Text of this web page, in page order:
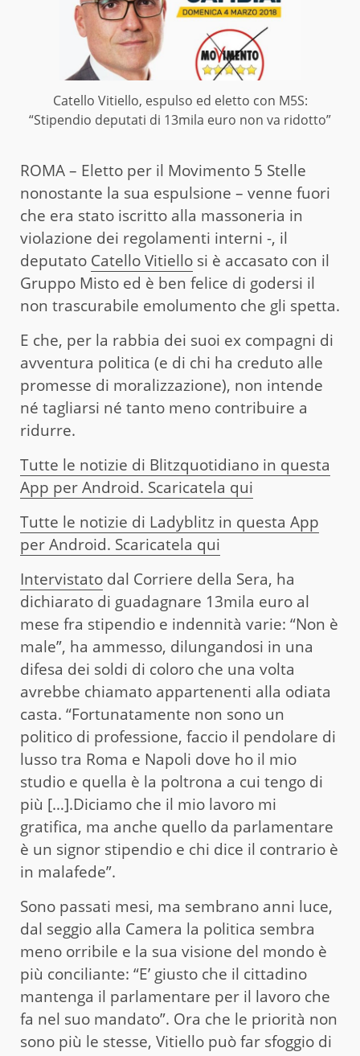
Catello Vitiello, espulso ed eletto con M5S:
“Stipendio deputati di 13mila euro non va ridotto”
ROMA – Eletto per il Movimento 5 Stelle
nonostante la sua espulsione – venne fuori
che era stato iscritto alla massoneria in
violazione dei regolamenti interni -, il
deputato Catello Vitiello si è accasato con il
Gruppo Misto ed è ben felice di godersi il
non trascurabile emolumento che gli spetta.
E che, per la rabbia dei suoi ex compagni di
avventura politica (e di chi ha creduto alle
promesse di moralizzazione), non intende
né tagliarsi né tanto meno contribuire a
ridurre.
Tutte le notizie di Blitzquotidiano in questa
App per Android. Scaricatela qui
Tutte le notizie di Ladyblitz in questa App
per Android. Scaricatela qui
Intervistato dal Corriere della Sera, ha
dichiarato di guadagnare 13mila euro al
mese fra stipendio e indennità varie: “Non è
male”, ha ammesso, dilungandosi in una
difesa dei soldi di coloro che una volta
avrebbe chiamato appartenenti alla odiata
casta. “Fortunatamente non sono un
politico di professione, faccio il pendolare di
lusso tra Roma e Napoli dove ho il mio
studio e quella è la poltrona a cui tengo di
più […].Diciamo che il mio lavoro mi
gratifica, ma anche quello da parlamentare
è un signor stipendio e chi dice il contrario è
in malafede”.
Sono passati mesi, ma sembrano anni luce,
dal seggio alla Camera la politica sembra
meno orribile e la sua visione del mondo è
più conciliante: “E’ giusto che il cittadino
mantenga il parlamentare per il lavoro che
fa nel suo mandato”. Ora che le priorità non
sono più le stesse, Vitiello può far sfoggio di